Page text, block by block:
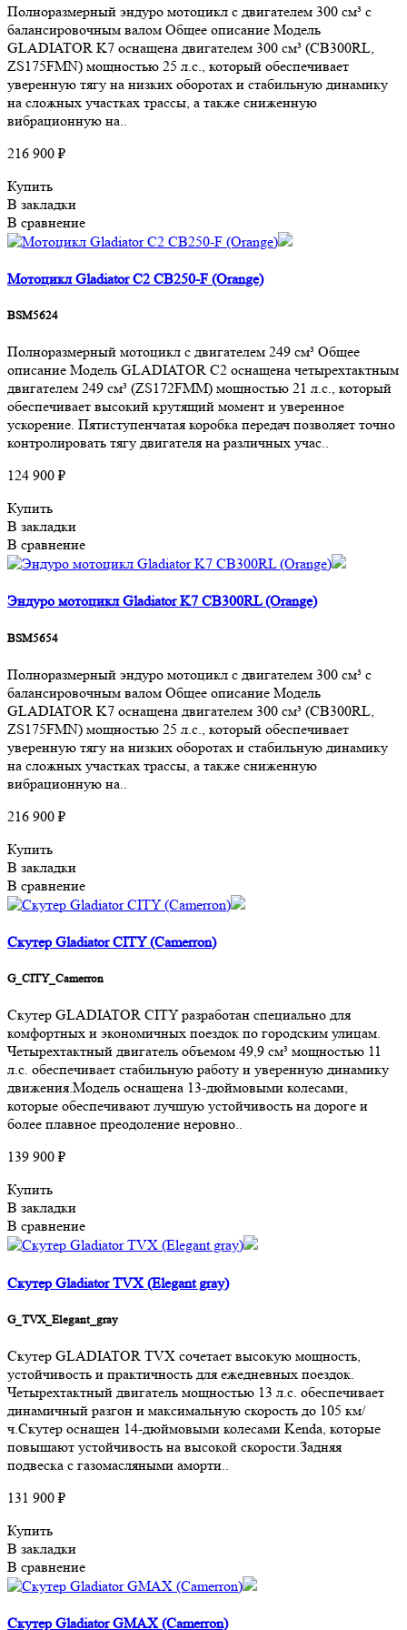
Полноразмерный эндуро мотоцикл с двигателем 300 см³ с
балансировочным валом Общее описание Модель
GLADIATOR K7 оснащена двигателем 300 см³ (CB300RL,
ZS175FMN) мощностью 25 л.с., который обеспечивает
уверенную тягу на низких оборотах и стабильную динамику
на сложных участках трассы, а также сниженную
вибрационную на..
216 900 ₽
Купить
В закладки
В сравнение
Мотоцикл Gladiator C2 CB250-F (Orange)
BSM5624
Полноразмерный мотоцикл с двигателем 249 см³ Общее
описание Модель GLADIATOR C2 оснащена четырехтактным
двигателем 249 см³ (ZS172FMM) мощностью 21 л.с., который
обеспечивает высокий крутящий момент и уверенное
ускорение. Пятиступенчатая коробка передач позволяет точно
контролировать тягу двигателя на различных учас..
124 900 ₽
Купить
В закладки
В сравнение
Эндуро мотоцикл Gladiator K7 CB300RL (Orange)
BSM5654
Полноразмерный эндуро мотоцикл с двигателем 300 см³ с
балансировочным валом Общее описание Модель
GLADIATOR K7 оснащена двигателем 300 см³ (CB300RL,
ZS175FMN) мощностью 25 л.с., который обеспечивает
уверенную тягу на низких оборотах и стабильную динамику
на сложных участках трассы, а также сниженную
вибрационную на..
216 900 ₽
Купить
В закладки
В сравнение
Скутер Gladiator CITY (Camerron)
G_CITY_Camerron
Скутер GLADIATOR CITY разработан специально для
комфортных и экономичных поездок по городским улицам.
Четырехтактный двигатель объемом 49,9 см³ мощностью 11
л.с. обеспечивает стабильную работу и уверенную динамику
движения.Модель оснащена 13-дюймовыми колесами,
которые обеспечивают лучшую устойчивость на дороге и
более плавное преодоление неровно..
139 900 ₽
Купить
В закладки
В сравнение
Скутер Gladiator TVX (Elegant gray)
G_TVX_Elegant_gray
Скутер GLADIATOR TVX сочетает высокую мощность,
устойчивость и практичность для ежедневных поездок.
Четырехтактный двигатель мощностью 13 л.с. обеспечивает
динамичный разгон и максимальную скорость до 105 км/
ч.Скутер оснащен 14-дюймовыми колесами Kenda, которые
повышают устойчивость на высокой скорости.Задняя
подвеска с газомасляными аморти..
131 900 ₽
Купить
В закладки
В сравнение
Скутер Gladiator GMAX (Camerron)